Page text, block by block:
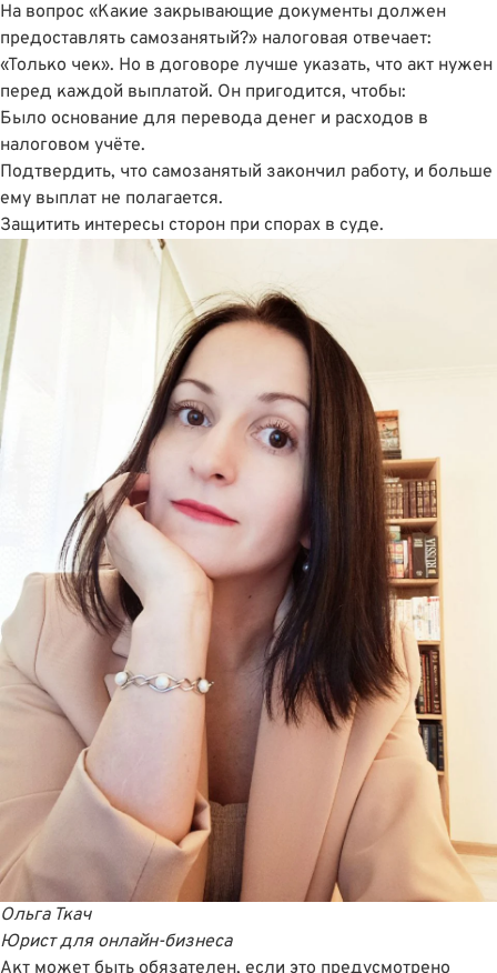
На вопрос «Какие закрывающие документы должен
предоставлять самозанятый?» налоговая отвечает:
«Только чек». Но в договоре лучше указать, что акт нужен
перед каждой выплатой. Он пригодится, чтобы:
Было основание для перевода денег и расходов в
налоговом учëте.
Подтвердить, что самозанятый закончил работу, и больше
ему выплат не полагается.
Защитить интересы сторон при спорах в суде.
Ольга Ткач
Юрист для онлайн-бизнеса